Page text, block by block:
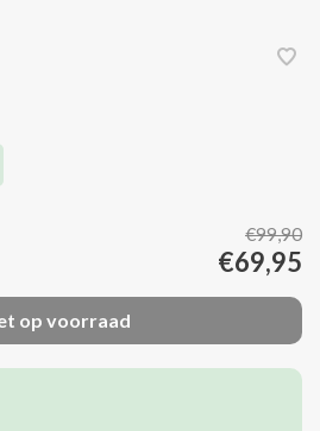
€99,90
€69,95
op voorraad